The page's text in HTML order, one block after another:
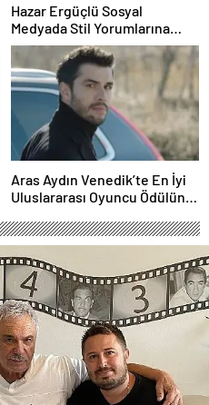
Hazar Ergüçlü Sosyal
Medyada Stil Yorumlarına
Neden Oldu
Aras Aydın Venedik’te En İyi
Uluslararası Oyuncu Ödülünü